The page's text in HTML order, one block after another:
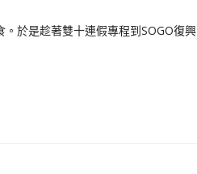
於是趁著雙十連假專程到SOGO復興